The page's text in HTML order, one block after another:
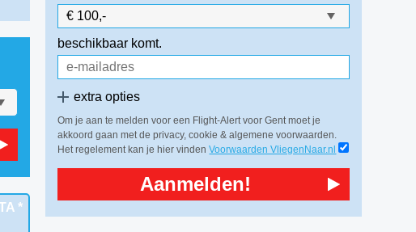
*
beschikbaar komt.
extra opties
Om je aan te melden voor een Flight-Alert voor Gent moet je
akkoord gaan met de privacy, cookie & algemene voorwaarden.
Het regelement kan je hier vindenVoorwaarden VliegenNaar.nl
Aanmelden!